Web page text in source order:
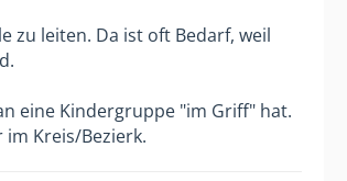
zu leiten. Da ist oft Bedarf, weil
eine Kindergruppe "im Griff" hat.
Kreis/Bezierk.